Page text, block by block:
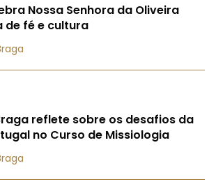
Nossa Senhora da Oliveira
de fé e cultura
reflete sobre os desafios da
no Curso de Missiologia